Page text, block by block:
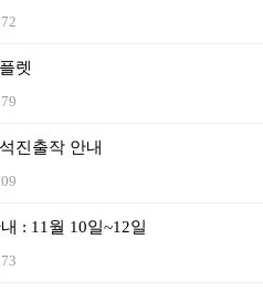
렛
진출작 안내
: 11월 10일~12일